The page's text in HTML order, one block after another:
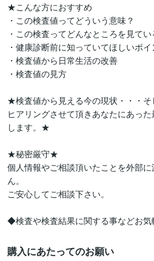
★こんな方におすすめ
・この検査値ってどういう意味？
・この検査ってどんなところを見てい
・健康診断前に知っていてほしいポイ
・検査値から日常生活の改善
・検査値の見方
★検査値から見える今の現状・・・
ヒアリングさせて頂きあなたにあっ
します。★
★秘密厳守★
個人情報やご相談頂いたことを外部
ん。
ご安心してご相談下さい。
購入にあたってのお願い